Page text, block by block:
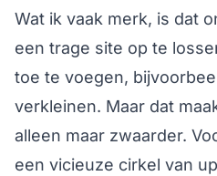
Wat ik vaak merk, is dat
een trage site op te
toe te voegen,
verkleinen. Maar dat
alleen maar zwaarder.
een vicieuze cirkel van